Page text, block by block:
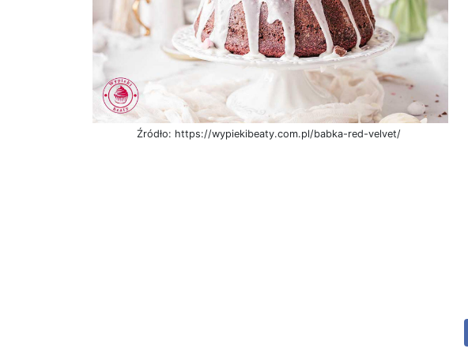
Źródło: https://wypiekibeaty.com.pl/babka-red-velvet/